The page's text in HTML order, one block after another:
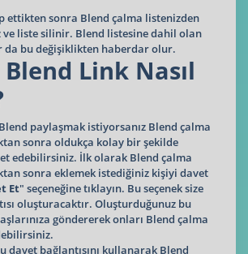
ettikten sonra Blend çalma listenizden
ve liste silinir. Blend listesine dahil olan
da bu değişiklikten haberdar olur.
Link Nasıl
paylaşmak istiyorsanız Blend çalma
sonra oldukça kolay bir şekilde
edebilirsiniz. İlk olarak Blend çalma
sonra eklemek istediğiniz kişiyi davet
Et" seçeneğine tıklayın. Bu seçenek size
oluşturacaktır. Oluşturduğunuz bu
göndererek onları Blend çalma
davet bağlantısını kullanarak Blend